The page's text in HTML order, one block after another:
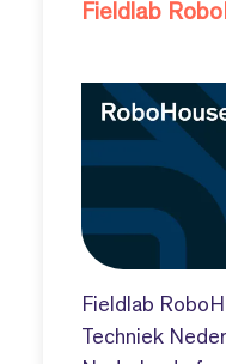
Fieldlab
Fieldlab
Techniek